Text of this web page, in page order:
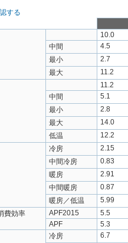
する
10.0
中間
4.5
最小
2.7
最大
11.2
11.2
中間
5.1
最小
2.8
最大
14.0
低温
12.2
冷房 2.15
中間冷房
0.83
暖房
2.91
中間暖房
0.87
暖房／低温
5.99
費効率
APF2015 5.5
APF
5.3
冷房 6.7